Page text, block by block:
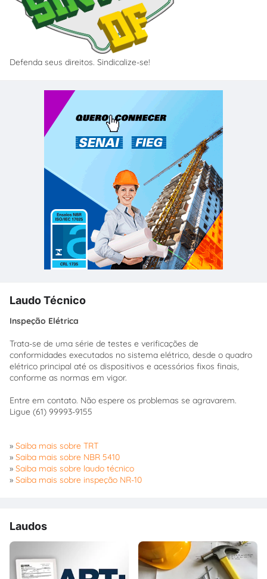
Defenda seus direitos. Sindicalize-se!
Laudo Técnico
Inspeção Elétrica
Trata-se de uma série de testes e verificações de
conformidades executados no sistema elétrico, desde o quadro
elétrico principal até os dispositivos e acessórios fixos finais,
conforme as normas em vigor.
Entre em contato. Não espere os problemas se agravarem.
Ligue (61) 99993-9155
» Saiba mais sobre TRT
» Saiba mais sobre NBR 5410
» Saiba mais sobre laudo técnico
» Saiba mais sobre inspeção NR-10
Laudos